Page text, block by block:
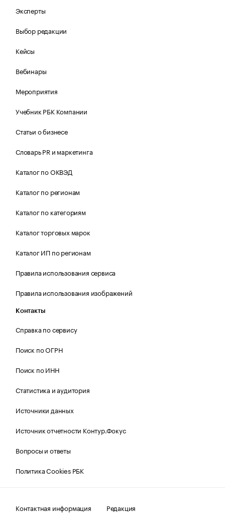
Эксперты
Выбор редакции
Кейсы
Вебинары
Мероприятия
Учебник РБК Компании
Статьи о бизнесе
Словарь PR и маркетинга
Каталог по ОКВЭД
Каталог по регионам
Каталог по категориям
Каталог торговых марок
Каталог ИП по регионам
Правила использования сервиса
Правила использования изображений
Контакты
Справка по сервису
Поиск по ОГРН
Поиск по ИНН
Статистика и аудитория
Источники данных
Источник отчетности Контур.Фокус
Вопросы и ответы
Политика Cookies РБК
Контактная информация Редакция